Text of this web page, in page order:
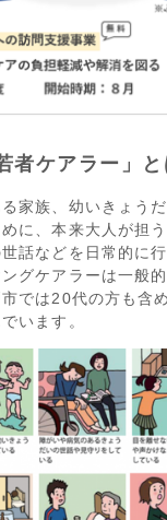
者ケアラー」と
家族、幼いきょう
に、本来大人が担
話などを日常的に
グケアラーは一般
では20代の方も含
います。